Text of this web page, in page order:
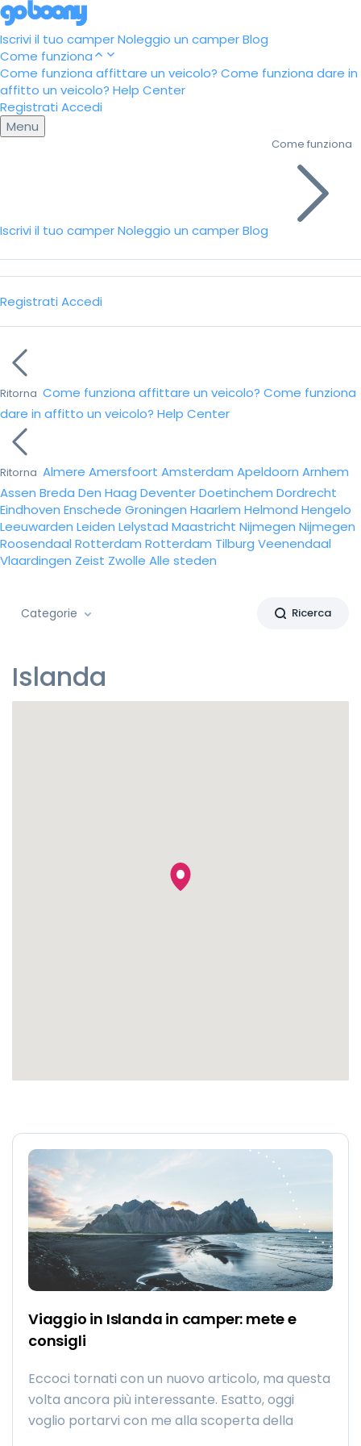
Iscrivi il tuo camperNoleggio un camperBlog
Come funziona
Come funziona affittare un veicolo? Come funziona dare in
affitto un veicolo? Help Center
Registrati Accedi
Menu
Iscrivi il tuo camperNoleggio un camperBlog
Come funziona
Registrati Accedi
Ritorna Come funziona affittare un veicolo? Come funziona
dare in affitto un veicolo? Help Center
Ritorna Almere Amersfoort Amsterdam Apeldoorn Arnhem
Assen Breda Den Haag DeventerDoetinchem Dordrecht
Eindhoven Enschede Groningen Haarlem Helmond Hengelo
Leeuwarden Leiden Lelystad Maastricht Nijmegen Nijmegen
Roosendaal Rotterdam Rotterdam Tilburg Veenendaal
Vlaardingen Zeist Zwolle Alle steden
Categorie Ricerca
Islanda
Viaggio in Islanda in camper: mete e
consigli
Eccoci tornati con un nuovo articolo, ma questa
volta ancora più interessante. Esatto, oggi
voglio portarvi con me alla scoperta della